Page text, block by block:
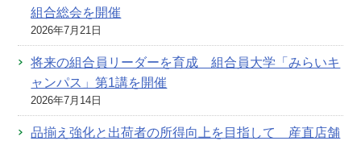
組合総会を開催
2026年7月21日
将来の組合員リーダーを育成 組合員大学「みらいキ
ャンパス」第1講を開催
2026年7月14日
品揃え強化と出荷者の所得向上を目指して 産直店舗